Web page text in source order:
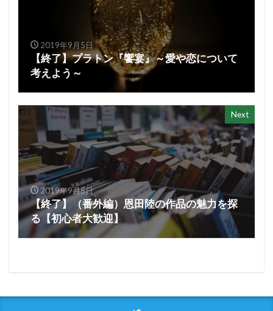
2019年9月5日
【終了】プラトン『饗宴』～愛や恋について
考えよう～
Next
2019年9月5日
【終了】（番外編）恩田陸の作品の魅力を探
る【初心者大歓迎】